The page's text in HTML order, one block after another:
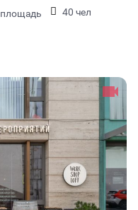
площадь
40 чел